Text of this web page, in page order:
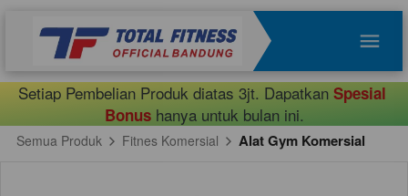
Setiap Pembelian Produk diatas 3jt. Dapatkan Spesial
Bonus hanya untuk bulan ini.
Semua Produk Fitnes Komersial Alat Gym Komersial